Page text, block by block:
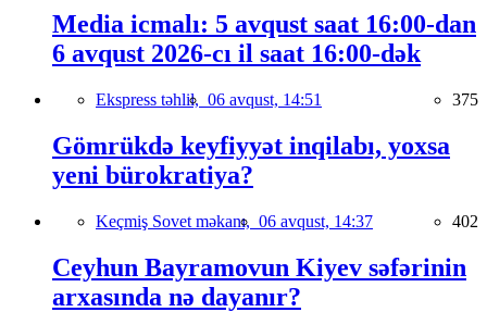
Media icmalı: 5 avqust saat 16:00-dan
6 avqust 2026-cı il saat 16:00-dək
Ekspress təhlil, 06 avqust, 14:51 375
Gömrükdə keyfiyyət inqilabı, yoxsa
yeni bürokratiya?
Keçmiş Sovet məkanı, 06 avqust, 14:37 402
Ceyhun Bayramovun Kiyev səfərinin
arxasında nə dayanır?